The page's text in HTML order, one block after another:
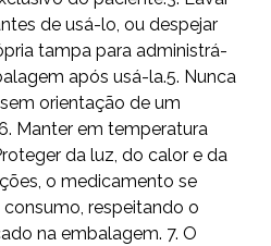
de usá-lo, ou despejar
tampa para administrá-
após usá-la.5. Nunca
orientação de um
Manter em temperatura
da luz, do calor e da
o medicamento se
respeitando o
na embalagem. 7. O